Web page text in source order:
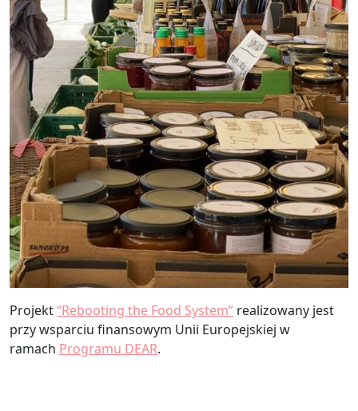
Projekt“Rebooting the Food System” realizowany jest
przy wsparciu finansowym Unii Europejskiej w
ramach Programu DEAR.